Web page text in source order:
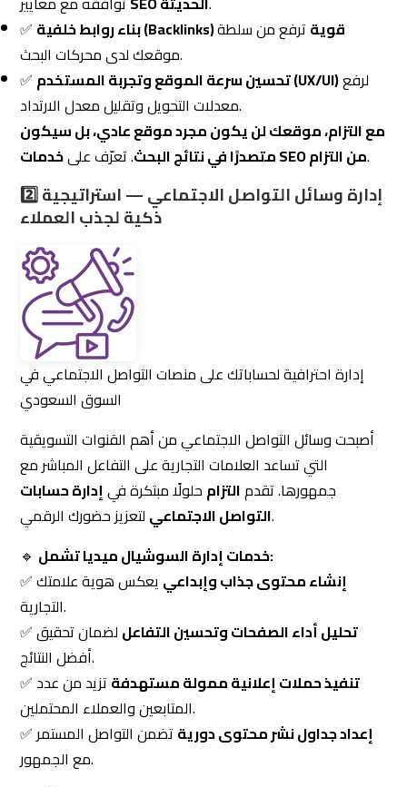
2️⃣ إدارة وسائل التواصل الاجتماعي — استراتيجية
ذكية لجذب العملاء
إدارة احترافية لحساباتك على منصات التواصل الاجتماعي في
السوق السعودي
أصبحت وسائل التواصل الاجتماعي من أهم القنوات التسويقية
التي تساعد العلامات التجارية على التفاعل المباشر مع
حلولًا مبتكرة فيإدارة حسابات
🔹
خدمات إدارة السوشيال ميديا تشمل:
✅يعكس هوية علامتك
التجارية.
✅
تحليل أداء الصفحات وتحسين التفاعللضمان تحقيق
أفضل النتائج.
✅
تنفيذ حملات إعلانية ممولة مستهدفةتزيد من عدد
✅
إعداد جداول نشر محتوى دوريةتضمن التواصل المستمر
مع الجمهور.
📌سواء كنت ترغب في زيادة الوعي بعلامتك التجارية أو
تحسين المبيعات، التزام لديها الحلول المناسبة. اكتشف
خدمات إدارة السوشيال ميديا.
3️⃣ إعلانات جوجل والسوشيال ميديا — وصول
سريع إلى العملاء المستهدفين